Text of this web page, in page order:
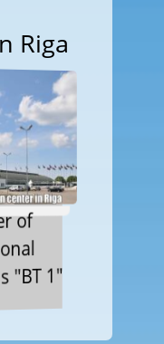
Riga
of
"BT 1"